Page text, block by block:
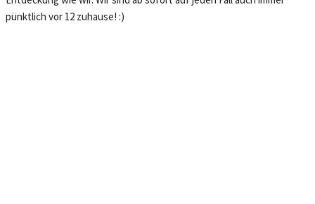
pünktlich vor 12 zuhause! :)